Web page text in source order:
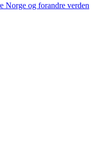
Norge og forandre verden